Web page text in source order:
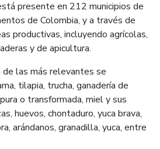
presente en 212 municipios de
de Colombia, y a través de
productivas, incluyendo agrícolas,
y de apicultura.
de las más relevantes se
tilapia, trucha, ganadería de
o transformada, miel y sus
huevos, chontaduro, yuca brava,
arándanos, granadilla, yuca, entre